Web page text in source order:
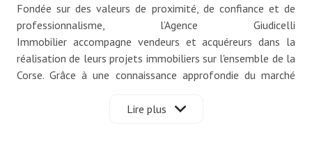
Fondée sur des valeurs de proximité, de confiance et de
professionnalisme, l’Agence Giudicelli
Immobilier accompagne vendeurs et acquéreurs dans la
réalisation de leurs projets immobiliers sur l'ensemble de la
Corse. Grâce à une connaissance approfondie du marché
met tout en œuvre pour offrir un service personnalisé et
Lire plus